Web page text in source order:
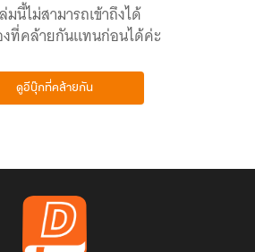
มนี้ไม่สามารถเข้าถึงได้
งที่คล้ายกันแทนก่อนได้ค่ะ
ดูอีบุ๊กที่คล้ายกัน